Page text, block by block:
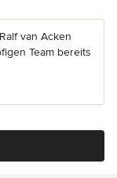
van Acken
Team bereits